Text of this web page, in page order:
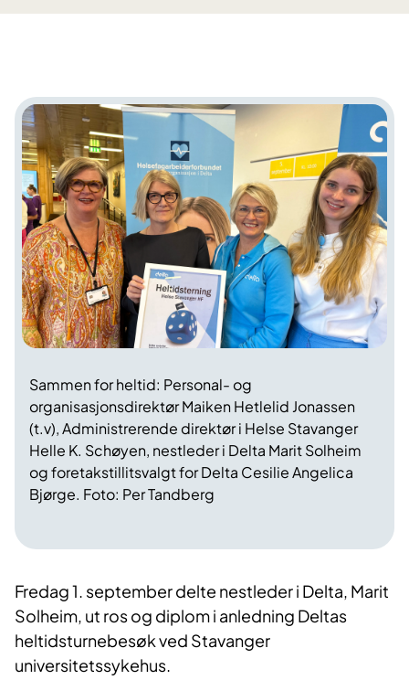
Sammen for heltid: Personal- og
organisasjonsdirektør Maiken Hetlelid Jonassen
(t.v), Administrerende direktør i Helse Stavanger
Helle K. Schøyen, nestleder i Delta Marit Solheim
og foretakstillitsvalgt for Delta Cesilie Angelica
Bjørge. Foto: Per Tandberg
Fredag 1. september delte nestleder i Delta, Marit
Solheim, ut ros og diplom i anledning Deltas
heltidsturnebesøk ved Stavanger
universitetssykehus.